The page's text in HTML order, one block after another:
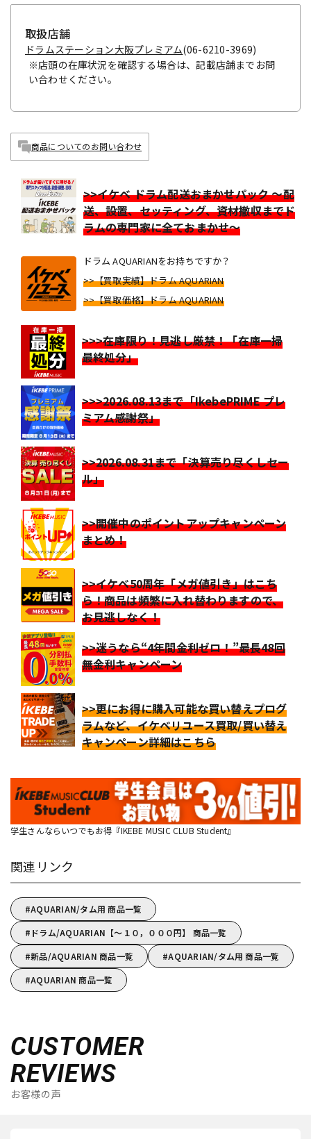
取扱店舗
ドラムステーション大阪プレミアム(06-6210-3969)
※店頭の在庫状況を確認する場合は、記載店舗までお問
い合わせください。
商品についてのお問い合わせ
>>イケベ ドラム配送おまかせパック ～配
送、設置、セッティング、資材撤収までド
ラムの専門家に全ておまかせ～
ドラム AQUARIANをお持ちですか？
>>【買取実績】ドラム AQUARIAN
>>【買取価格】ドラム AQUARIAN
>>>在庫限り！見逃し厳禁！「在庫一掃
最終処分」
>>>2026.08.13まで「IkebePRIME プレ
ミアム感謝祭」
>>2026.08.31まで「決算売り尽くしセー
ル」
>>開催中のポイントアップキャンペーン
まとめ！
>>イケベ50周年「メガ値引き」はこち
ら！商品は頻繁に入れ替わりますので、
お見逃しなく！
>>迷うなら“4年間金利ゼロ！”最長48回
無金利キャンペーン
>>更にお得に購入可能な買い替えプログ
ラムなど、イケベリユース買取/買い替え
キャンペーン詳細はこちら
学生さんならいつでもお得『IKEBE MUSIC CLUB Student』
関連リンク
AQUARIAN/タム用 商品一覧
ドラム/AQUARIAN【～１０，０００円】 商品一覧
新品/AQUARIAN 商品一覧
AQUARIAN/タム用 商品一覧
AQUARIAN 商品一覧
CUSTOMER
REVIEWS
お客様の声